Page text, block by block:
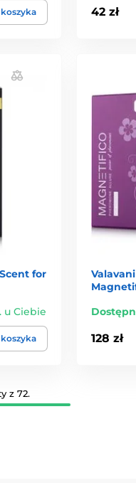
42 zł
for
u Ciebie
128 zł
z 72.